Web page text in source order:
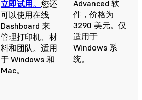
立即试用。 您还
可以使用在线
Dashboard 来
管理打印机、材
料和团队。适用
于 Windows 和
Mac。
Advanced 软
件，价格为
3290 美元。仅
适用于
Windows 系
统。